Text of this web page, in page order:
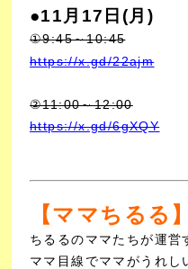
●11月17日 (月)
①9:45～10:45
https://x.gd/22ajm
②11:00～12:00
https://x.gd/6gXQY
【ママちるる】
ちるるのママたちが運営
ママ目線でママがうれし